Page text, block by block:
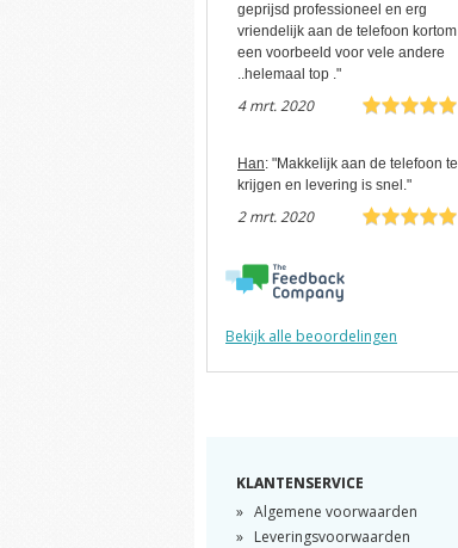
geprijsd professioneel en erg
vriendelijk aan de telefoon kortom
een voorbeeld voor vele andere
..helemaal top ."
4 mrt. 2020
Han: "Makkelijk aan de telefoon te
krijgen en levering is snel."
2 mrt. 2020
Bekijk alle beoordelingen
KLANTENSERVICE
Algemene voorwaarden
Leveringsvoorwaarden